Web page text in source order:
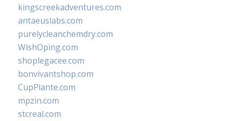
kingscreekadventures.com
antaeuslabs.com
purelycleanchemdry.com
WishOping.com
shoplegacee.com
bonvivantshop.com
CupPlante.com
mpzin.com
stcreal.com